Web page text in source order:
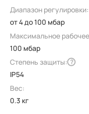
Диапазон регулировки:
от 4 до 100 мбар
Максимальное
100 мбар
Степень защиты: ?
IP54
Вес:
0.3 кг